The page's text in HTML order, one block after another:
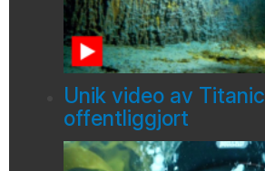
Unik video av Titanic
offentliggjort